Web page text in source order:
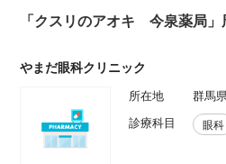
「クスリのアオキ 今泉薬局
やまだ眼科クリニック
所在地
群馬
診療科目
眼科